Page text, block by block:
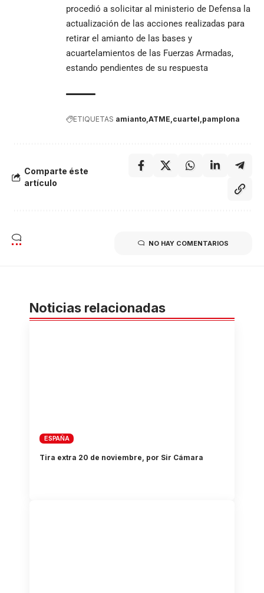
procedió a solicitar al ministerio de Defensa la
actualización de las acciones realizadas para
retirar el amianto de las bases y
acuartelamientos de las Fuerzas Armadas,
estando pendientes de su respuesta
ETIQUETAS amianto ATME cuartel pamplona
Comparte éste
artículo
NO HAY COMENTARIOS
Noticias relacionadas
ESPAÑA
Tira extra 20 de noviembre, por Sir Cámara